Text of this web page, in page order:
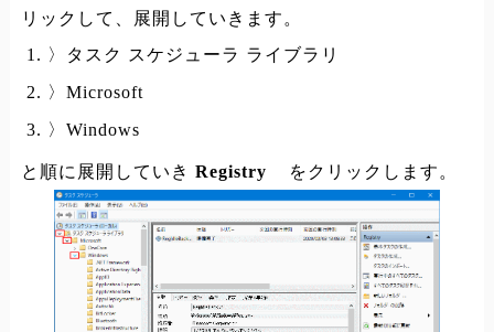
リックして、展開していきます。
〉タスク スケジューラ ライブラリ
〉Microsoft
〉Windows
と順に展開していき Registry をクリックします。